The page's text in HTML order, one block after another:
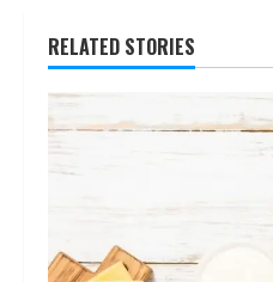
RELATED STORIES